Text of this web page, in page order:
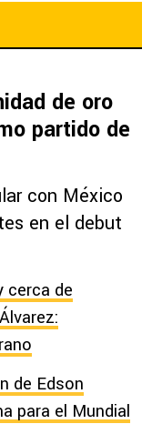
de oro
partido de
con México
en el debut
cerca de
de Edson
para el Mundial